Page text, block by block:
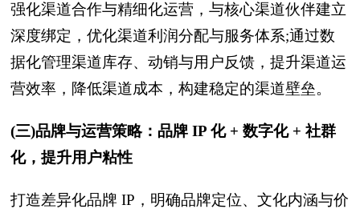
强化渠道合作与精细化运营，与核心渠道伙伴建立
深度绑定，优化渠道利润分配与服务体系;通过数
据化管理渠道库存、动销与用户反馈，提升渠道运
营效率，降低渠道成本，构建稳定的渠道壁垒。
(三)品牌与运营策略：品牌 IP 化 + 数字化 + 社群
化，提升用户粘性
打造差异化品牌 IP，明确品牌定位、文化内涵与价